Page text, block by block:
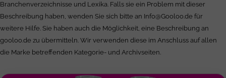
Branchenverzeichnisse und Lexika. Falls sie ein Problem mit dieser
Beschreibung haben, wenden Sie sich bitte an Info@Gooloo.de für
weitere Hilfe. Sie haben auch die Möglichkeit, eine Beschreibung an
gooloo.de zu übermitteln. Wir verwenden diese im Anschluss auf allen
die Marke betreffenden Kategorie- und Archivseiten.